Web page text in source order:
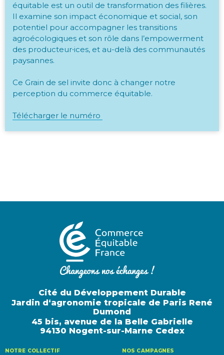
équitable est un outil de transformation des filières.
Il examine son impact économique et social, son
potentiel pour accompagner les transitions
agroécologiques et son rôle dans l’empowerment
des producteur⸱ices, et au-delà des communautés
paysannes.
Ce Grain de sel invite donc à changer notre
perception du commerce équitable.
Télécharger le numéro
Cité du Développement Durable
Jardin d‘agronomie tropicale de Paris René
Dumond
45 bis, avenue de la Belle Gabrielle
94130 Nogent-sur-Marne Cedex
NOTRE COLLECTIF
NOS CAMPAGNES